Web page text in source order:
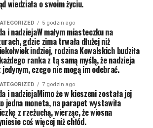
wiedziała o swoim życiu.
5 godzin ago
i nadziejaW małym miasteczku na
gdzie zima trwała dłużej niż
indziej, rodzina Kowalskich budziła
ranka z tą samą myślą, że nadzieja
czego nie mogą im odebrać.
7 godzin ago
i nadziejaMimo że w kieszeni została jej
jedna moneta, na parapet wystawiła
z rzeżuchą, wierząc, że wiosna
coś więcej niż chłód.